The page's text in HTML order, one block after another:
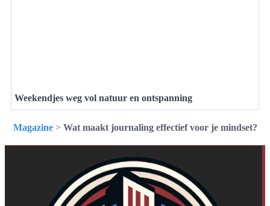
Weekendjes weg vol natuur en ontspanning
Magazine> Wat maakt journaling effectief voor je mindset?